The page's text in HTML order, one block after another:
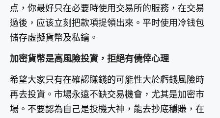
点，你最好只在必要時使用交易所的服務，在交易
過後，应该立刻把款項提領出來。平时使用冷钱包
储存虛擬貨幣及私鑰。
加密貨幣是高風險投資，拒絕有僥倖心理
希望大家只有在確認賺錢的可能性大於虧錢風險時
再去投資。市場永遠不缺交易機會，尤其是加密市
場。不要認為自己是投機大神，能去抄底穩賺，在